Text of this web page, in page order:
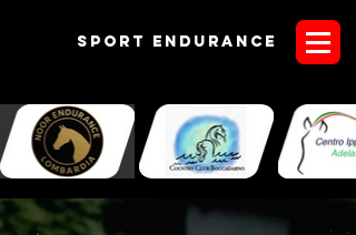
Sport endurANCE